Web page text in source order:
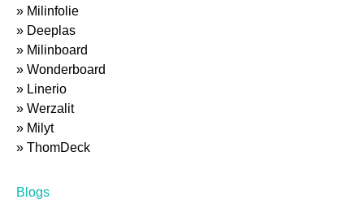
» Milinfolie
» Deeplas
» Milinboard
» Wonderboard
» Linerio
» Werzalit
» Milyt
» ThomDeck
Blogs